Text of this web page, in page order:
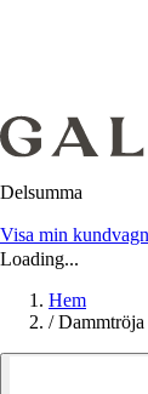
Delsumma
Visa min kundvagn
Loading...
Hem
/ Dammtröja